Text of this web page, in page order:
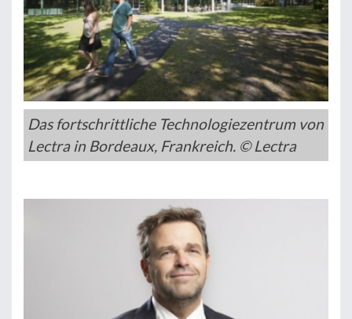
Das fortschrittliche Technologiezentrum von
Lectra in Bordeaux, Frankreich. © Lectra